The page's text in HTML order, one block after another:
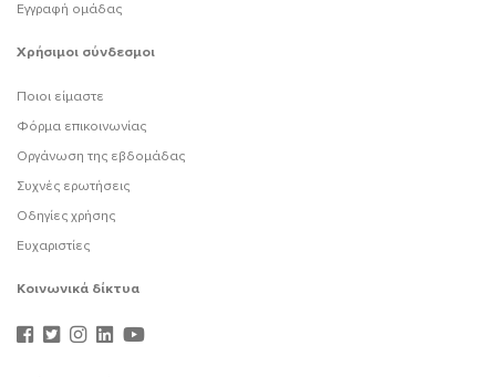
Εγγραφή ομάδας
Χρήσιμοι σύνδεσμοι
Ποιοι είμαστε
Φόρμα επικοινωνίας
Οργάνωση της εβδομάδας
Συχνές ερωτήσεις
Οδηγίες χρήσης
Ευχαριστίες
Κοινωνικά δίκτυα